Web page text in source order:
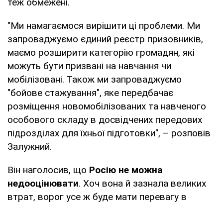
"Ми намагаємося вирішити ці проблеми. Ми
запроваджуємо єдиний реєстр призовників,
маємо розширити категорію громадян, які
можуть бути призвані на навчання чи
мобілізовані. Також ми запроваджуємо
"бойове стажування", яке передбачає
розміщення новомобілізованих та навченого
особового складу в досвідчених передових
підрозділах для їхньої підготовки", – розповів
Залужний.
Він наголосив, що Росію не можна
недооцінювати. Хоч вона й зазнала великих
втрат, ворог усе ж буде мати перевагу в